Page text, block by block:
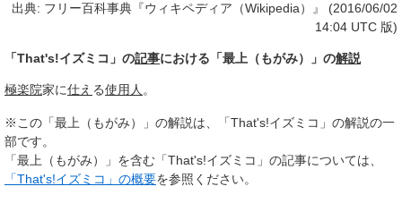
出典: フリー百科事典『ウィキペディア（Wikipedia）』 (2016/06/02
14:04 UTC 版)
「That's!イズミコ」の記事における「最上（もがみ）」の解説
極楽院家に仕え る使用人。
※この「最上（もがみ）」の解説は、「That's!イズミコ」の解説の一
部です。
「最上（もがみ）」を含む「That's!イズミコ」の記事については、
「That's!イズミコ」の概要を参照ください。